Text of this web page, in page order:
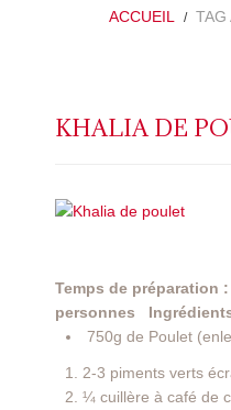
ACCUEIL TAG
KHALIA DE
Temps de préparation :
personnes
750g de Poulet
2-3 piments verts
¼ cuillère à café de